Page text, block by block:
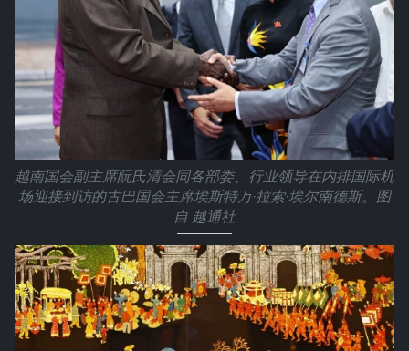
越南国会副主席阮氏清会同各部委、行业领导在内排国际机
场迎接到访的古巴国会主席埃斯特万·拉索·埃尔南德斯。图
自 越通社